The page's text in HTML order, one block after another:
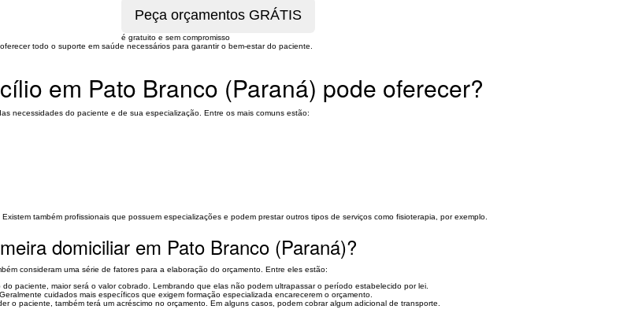
é gratuito e sem compromisso
todo o suporte em saúde necessários para garantir o bem-estar do paciente.
em Pato Branco (Paraná) pode oferecer?
necessidades do paciente e de sua especialização. Entre os mais comuns estão:
também profissionais que possuem especializações e podem prestar outros tipos de serviços como fisioterapia, por exemplo.
domiciliar em Pato Branco (Paraná)?
consideram uma série de fatores para a elaboração do orçamento. Entre eles estão:
paciente, maior será o valor cobrado. Lembrando que elas não podem ultrapassar o período estabelecido por lei.
cuidados mais específicos que exigem formação especializada encarecerem o orçamento.
o paciente, também terá um acréscimo no orçamento. Em alguns casos, podem cobrar algum adicional de transporte.